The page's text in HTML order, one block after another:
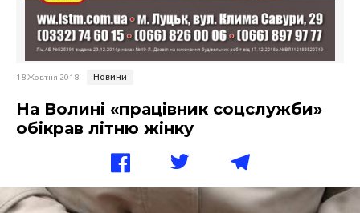
18 Жовтня 2018 Новини
На Волині «працівник соцслужби»
обікрав літню жінку